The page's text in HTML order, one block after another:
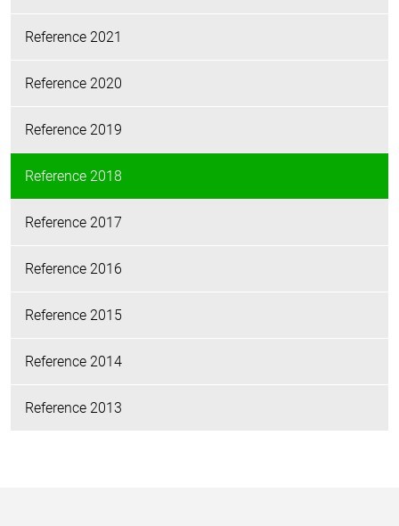
Reference 2021
Reference 2020
Reference 2019
Reference 2018
Reference 2017
Reference 2016
Reference 2015
Reference 2014
Reference 2013